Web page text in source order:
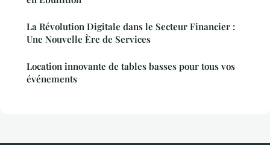
La Révolution Digitale dans le Secteur Financier :
Une Nouvelle Ère de Services
Location innovante de tables basses pour tous vos
événements